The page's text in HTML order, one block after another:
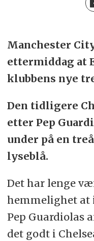
Manchester
ettermiddag at
klubbens nye
Den tidligere
etter Pep
under på en
lyseblå.
Det har lenge
hemmelighet
Pep Guardiolas
det godt i